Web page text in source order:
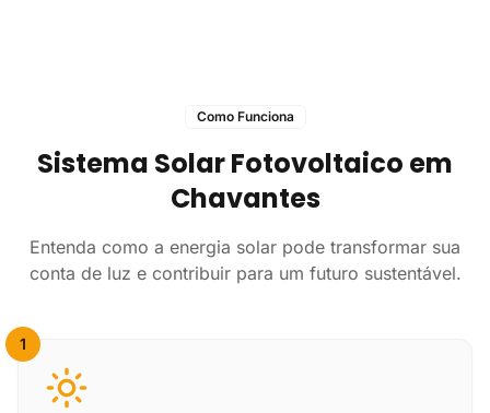
Como Funciona
Sistema Solar Fotovoltaico em
Chavantes
Entenda como a energia solar pode transformar sua
conta de luz e contribuir para um futuro sustentável.
1